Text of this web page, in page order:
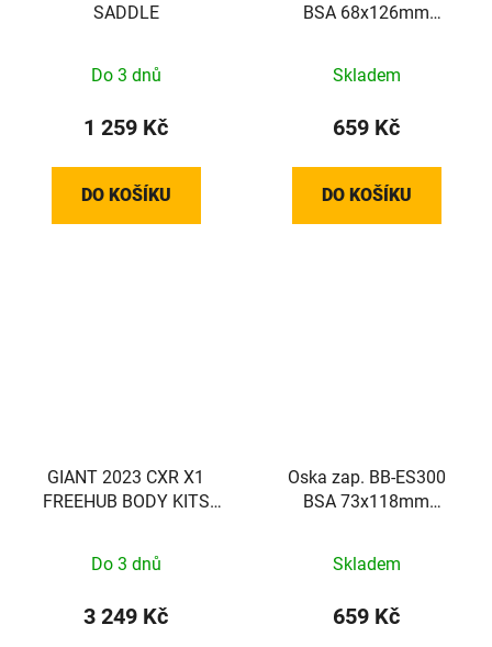
SADDLE
Do 3 dnů
1 259 Kč
DO KOŠÍKU
BSA 68x126mm
Skladem
659 Kč
DO KOŠÍKU
GIANT 2023 CXR X1
FREEHUB BODY KITS
Do 3 dnů
3 249 Kč
Oska zap. BB-ES300
BSA 73x118mm
Skladem
659 Kč